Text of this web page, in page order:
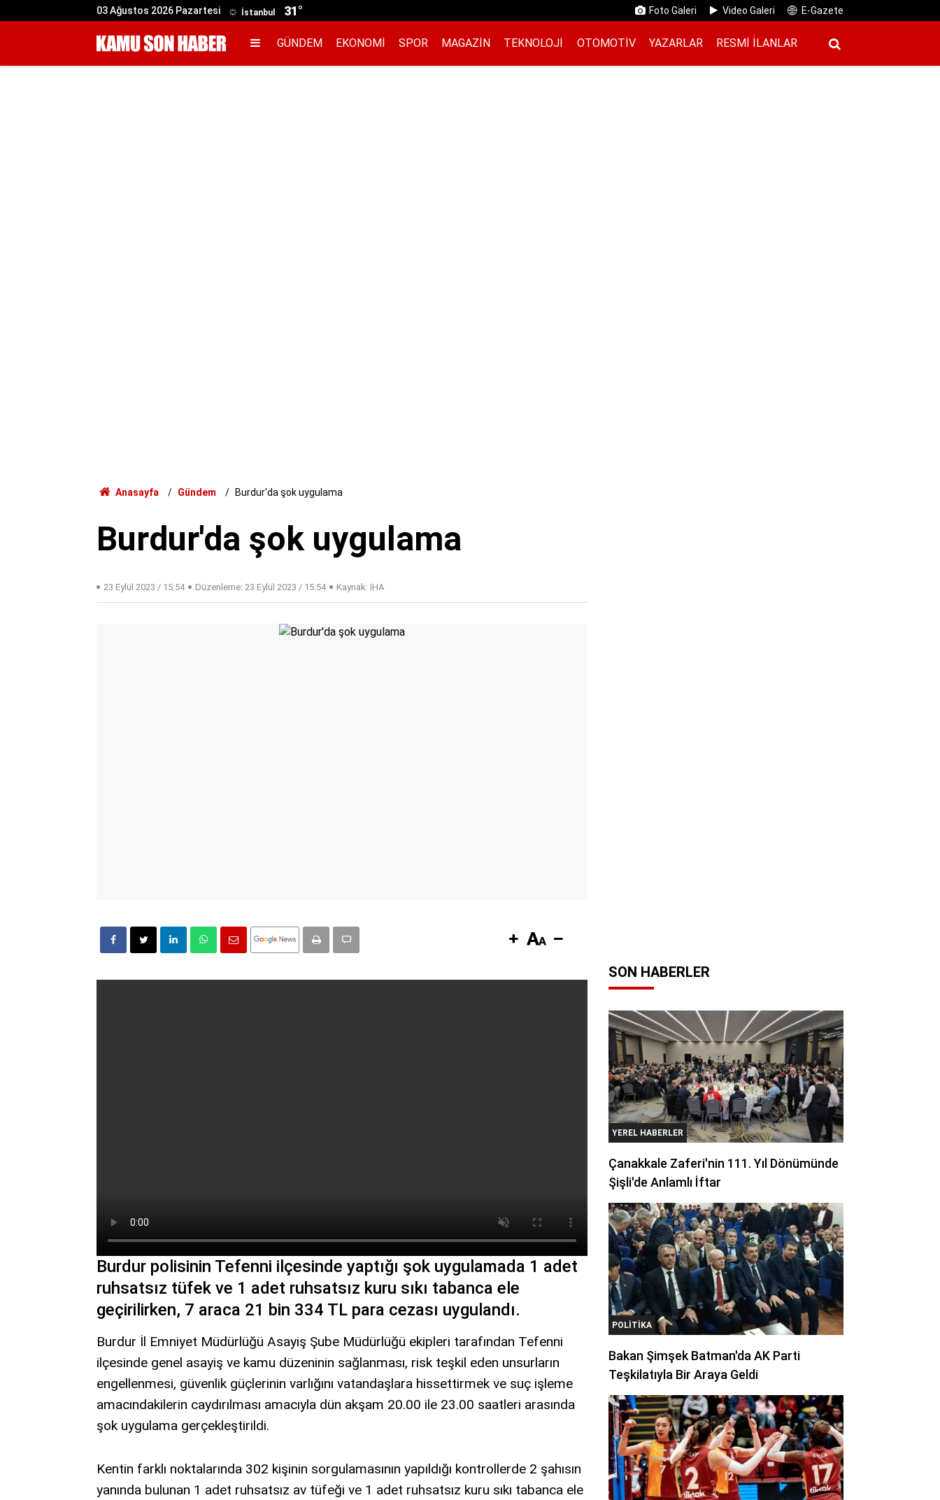
03 Ağustos 2026 Pazartesi İstanbul 31° Foto Galeri Video Galeri E-Gazete
GÜNDEM EKONOMI SPOR MAGAZIN TEKNOLOJI OTOMOTIV YAZARLAR RESMI İ̇LANLAR
Anasayfa Gündem Burdur'da şok uygulama
Burdur'da şok uygulama
23 Eylül 2023 / 15:54 Düzenleme: 23 Eylül 2023 / 15:54 Kaynak: İHA
Burdur polisinin Tefenni ilçesinde yaptığı şok uygulamada 1 adet
ruhsatsız tüfek ve 1 adet ruhsatsız kuru sıkı tabanca ele
geçirilirken, 7 araca 21 bin 334 TL para cezası uygulandı.
Burdur İl Emniyet Müdürlüğü Asayiş Şube Müdürlüğü ekipleri tarafından Tefenni
ilçesinde genel asayiş ve kamu düzeninin sağlanması, risk teşkil eden unsurların
engellenmesi, güvenlik güçlerinin varlığını vatandaşlara hissettirmek ve suç işleme
amacındakilerin caydırılması amacıyla dün akşam 20.00 ile 23.00 saatleri arasında
şok uygulama gerçekleştirildi.
Kentin farklı noktalarında 302 kişinin sorgulamasının yapıldığı kontrollerde 2 şahısın
yanında bulunan 1 adet ruhsatsız av tüfeği ve 1 adet ruhsatsız kuru sıkı tabanca ele
SON HABERLER
YEREL HABERLER
Çanakkale Zaferi'nin 111. Yıl Dönümünde
Şişli'de Anlamlı İftar
POLITIKA
Bakan Şimşek Batman'da AK Parti
Teşkilatıyla Bir Araya Geldi